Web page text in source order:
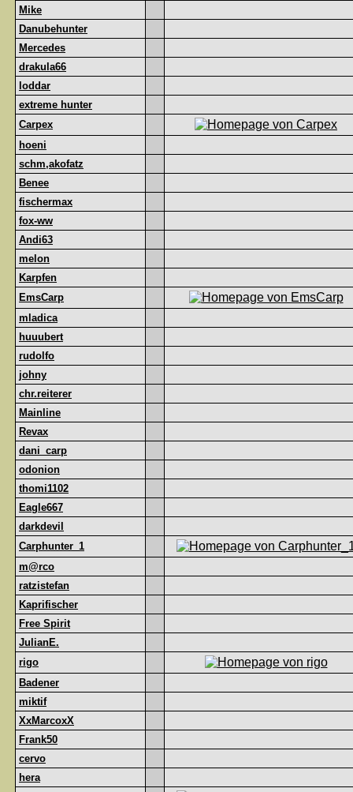
Mike
Danubehunter
Mercedes
drakula66
loddar
extreme hunter
Carpex
hoeni
schm,akofatz
Benee
fischermax
fox-ww
Andi63
melon
Karpfen
EmsCarp
mladica
huuubert
rudolfo
johny
chr.reiterer
Mainline
Revax
dani_carp
odonion
thomi1102
Eagle667
darkdevil
Carphunter_1
m@rco
ratzistefan
Kaprifischer
Free Spirit
JulianE.
rigo
Badener
miktif
XxMarcoxX
Frank50
cervo
hera